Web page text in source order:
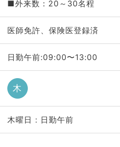
■外来数：20～30名程
医師免許、保険医登録済
日勤午前:09:00〜13:00
木
木曜日 : 日勤午前